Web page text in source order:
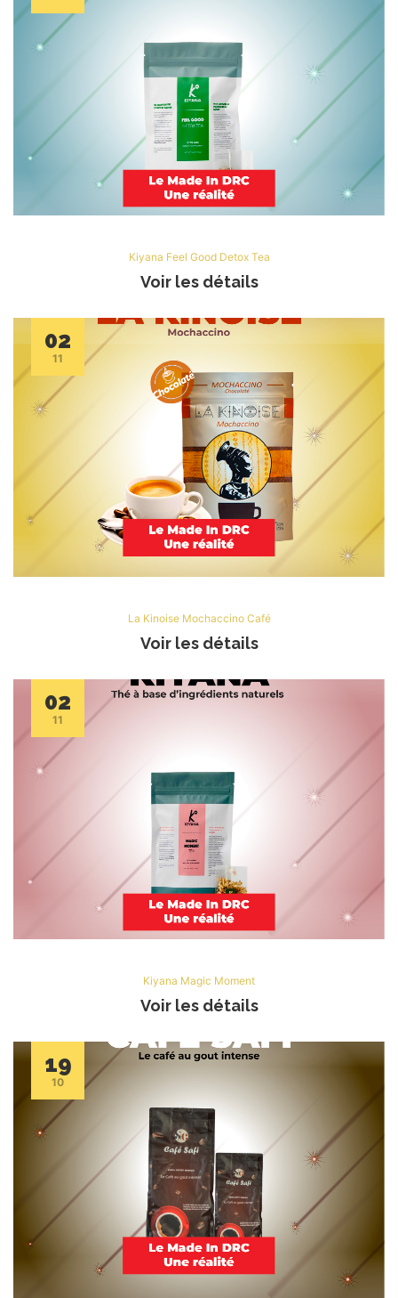
Kiyana Feel Good Detox Tea
Voir les détails
La Kinoise Mochaccino Café
Voir les détails
02
11
Kiyana Magic Moment
Voir les détails
02
11
19
10